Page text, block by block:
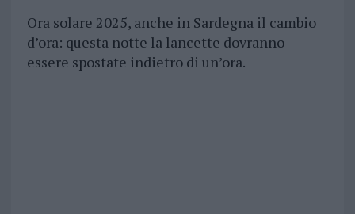
Ora solare 2025, anche in Sardegna il cambio
d’ora: questa notte la lancette dovranno
essere spostate indietro di un’ora.